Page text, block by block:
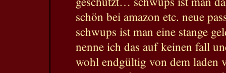
schön bei amazon etc. neue
schwups ist man eine stange
nenne ich das auf keinen fall
wohl endgültig von dem laden